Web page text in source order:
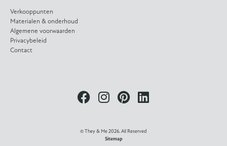
Verkooppunten
Materialen & onderhoud
Algemene voorwaarden
Privacybeleid
Contact
© They & Me 2026. All Reserved
Sitemap